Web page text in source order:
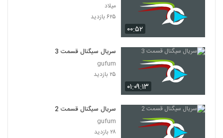
۰۰:۵۲
میلاد
۶۲۵ بازدید
۰۱:۰۹:۱۳
سریال سیگنال قسمت 3
gufum
۲۵ بازدید
سریال سیگنال قسمت 2
gufum
۲۸ بازدید